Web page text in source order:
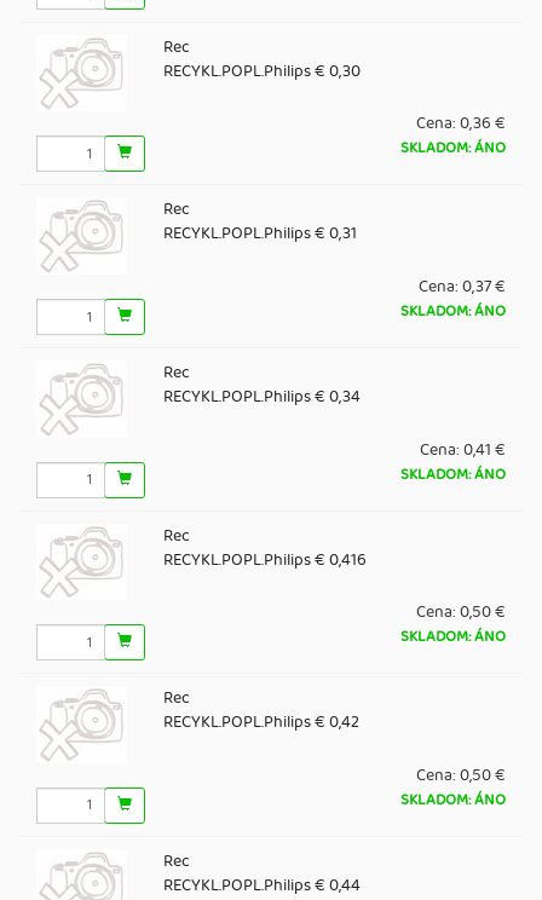
Rec
RECYKL.POPL.Philips € 0,30
Cena:0,36 €
SKLADOM: ÁNO
Rec
RECYKL.POPL.Philips € 0,31
Cena:0,37 €
SKLADOM: ÁNO
Rec
RECYKL.POPL.Philips € 0,34
Cena:0,41 €
SKLADOM: ÁNO
Rec
RECYKL.POPL.Philips € 0,416
Cena:0,50 €
SKLADOM: ÁNO
Rec
RECYKL.POPL.Philips € 0,42
Cena:0,50 €
SKLADOM: ÁNO
Rec
RECYKL.POPL.Philips € 0,44